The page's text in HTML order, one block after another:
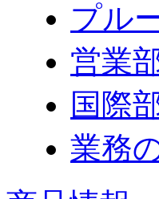
プル
営業
国際
業務